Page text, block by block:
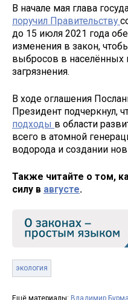
В начале мая глава
поручил Правительству
до 15 июля 2021 года
изменения в закон,
выбросов в населённых
загрязнения.
В ходе оглашения
Президент подчеркнул,
подходы в области
всего в атомной
водорода и создании
Также читайте о том,
силу в августе.
экология
Ещё материалы: Владимир